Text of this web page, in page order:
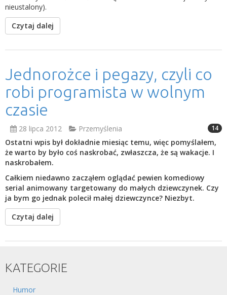
nieustalony).
Czytaj dalej
Jednorożce i pegazy, czyli co
robi programista w wolnym
czasie
28 lipca 2012 Przemyślenia 14
Ostatni wpis był dokładnie miesiąc temu, więc pomyślałem,
że warto by było coś naskrobać, zwłaszcza, że są wakacje. I
naskrobałem.
Całkiem niedawno zacząłem oglądać pewien komediowy
serial animowany targetowany do małych dziewczynek. Czy
ja bym go jednak polecił małej dziewczynce? Niezbyt.
Czytaj dalej
KATEGORIE
Humor